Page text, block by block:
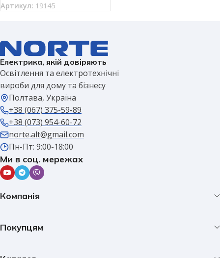
Артикул: 19145
Електрика, якій довіряють
Освітлення та електротехнічні
вироби для дому та бізнесу
Полтава, Україна
+38 (067) 375-59-89
+38 (073) 954-60-72
norte.alt@gmail.com
Пн-Пт: 9:00-18:00
Ми в соц. мережах
Компанія
Покупцям